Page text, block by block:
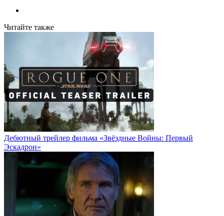
Читайте также
Дебютный трейлер фильма «Звёздные Войны: Первый
Эскадрон»